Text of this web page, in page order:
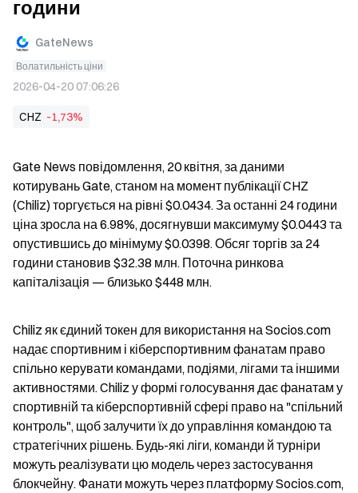
години
GateNews
Волатильність ціни
2026-04-20 07:06:26
CHZ -1,73%
Gate News повідомлення, 20 квітня, за даними
котирувань Gate, станом на момент публікації CHZ
(Chiliz) торгується на рівні $0.0434. За останні 24 години
ціна зросла на 6.98%, досягнувши максимуму $0.0443 та
опустившись до мінімуму $0.0398. Обсяг торгів за 24
години становив $32.38 млн. Поточна ринкова
капіталізація — близько $448 млн.
Chiliz як єдиний токен для використання на Socios.com
надає спортивним і кіберспортивним фанатам право
спільно керувати командами, подіями, лігами та іншими
активностями. Chiliz у формі голосування дає фанатам у
спортивній та кіберспортивній сфері право на "спільний
контроль", щоб залучити їх до управління командою та
стратегічних рішень. Будь-які ліги, команди й турніри
можуть реалізувати цю модель через застосування
блокчейну. Фанати можуть через платформу Socios.com,